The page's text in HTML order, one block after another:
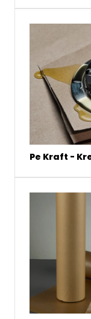
Pe Kraft -